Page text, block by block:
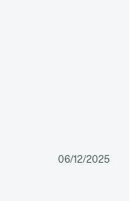
06/12/2025